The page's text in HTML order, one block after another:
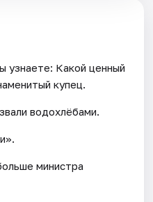
узнаете: Какой ценный
купец.
водохлёбами.
министра